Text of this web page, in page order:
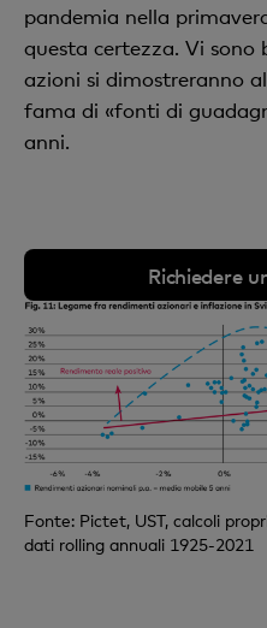
pandemia nella
questa certezza. Vi sono
azioni si dimostreranno
fama di «fonti di
anni.
Richiedere
Fonte: Pictet, UST, calcoli
dati rolling annuali 1925-2021